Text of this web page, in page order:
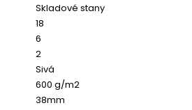
Skladové stany
18
6
2
Sivá
600 g/m2
38mm